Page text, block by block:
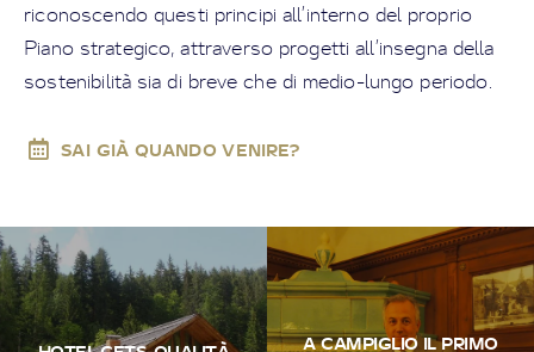
riconoscendo questi principi all’interno del proprio
Piano strategico, attraverso progetti all’insegna della
sostenibilità sia di breve che di medio-lungo periodo.
SAI GIÀ QUANDO VENIRE?
A CAMPIGLIO IL PRIMO